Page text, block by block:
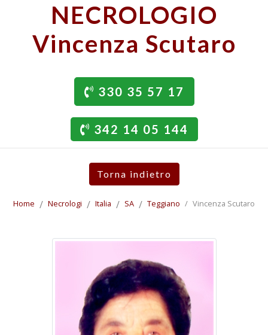
NECROLOGIO
Vincenza Scutaro
330 35 57 17
342 14 05 144
Torna indietro
Home Necrologi Italia SA Teggiano Vincenza Scutaro